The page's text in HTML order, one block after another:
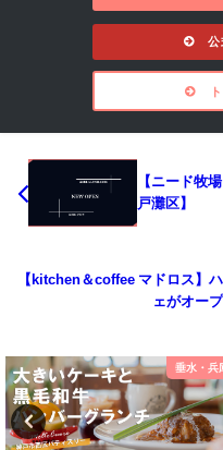
【ニード牧
戸灘区】
【kitchen＆coffee マドロス】
ェがオー
垂水・兵